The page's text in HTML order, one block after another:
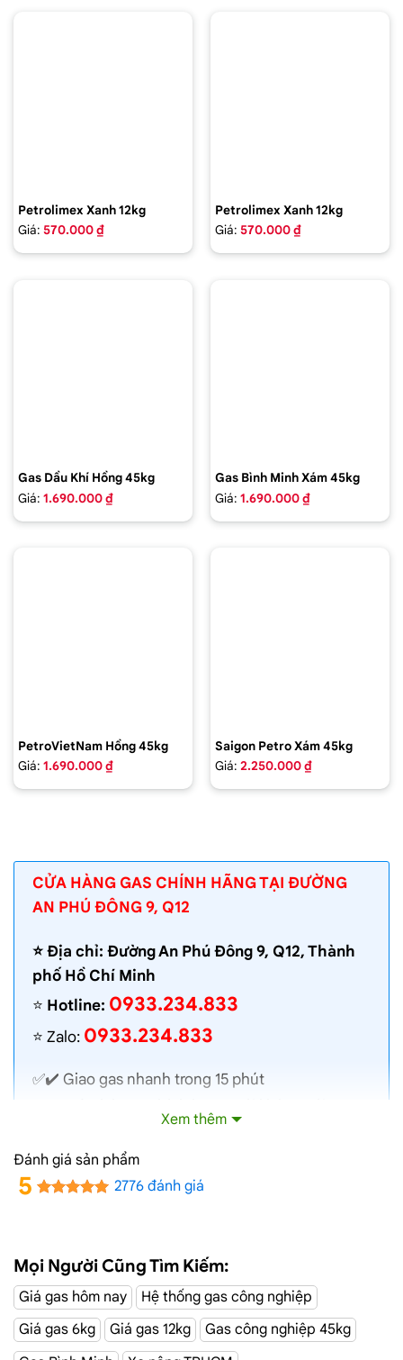
Petrolimex Xanh 12kg
Giá: 570.000 ₫
Petrolimex Xanh 12kg
Giá: 570.000 ₫
Gas Dầu Khí Hồng 45kg
Giá: 1.690.000 ₫
Gas Bình Minh Xám 45kg
Giá: 1.690.000 ₫
PetroVietNam Hồng 45kg
Giá: 1.690.000 ₫
Saigon Petro Xám 45kg
Giá: 2.250.000 ₫
CỬA HÀNG GAS CHÍNH HÃNG TẠI ĐƯỜNG
AN PHÚ ĐÔNG 9, Q12
⭐️ Địa chỉ: Đường An Phú Đông 9, Q12, Thành
phố Hồ Chí Minh
⭐️ Hotline: 0933.234.833
⭐️ Zalo: 0933.234.833
✅✔️ Giao gas nhanh trong 15 phút
✅✔️ Gas đủ ký, chất lượng cao, bình gas được
kiểm định định kỳ
✅✔️ Bán gas đúng giá niêm yết trên web
Đại Lý Gas Đường An Phú Đông 9, Q12
Giao Gas Sài Gònvới hệ thống hơn 100 cửa hàng tại
Xem thêm
Đánh giá sản phẩm
5 2776 đánh giá
Mọi Người Cũng Tìm Kiếm:
Giá gas hôm nay
Hệ thống gas công nghiệp
Giá gas 6kg
Giá gas 12kg
Gas công nghiệp 45kg